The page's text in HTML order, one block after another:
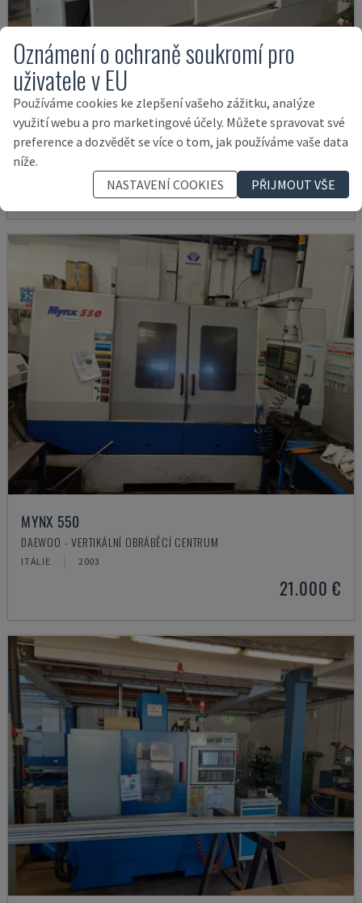
U5-1530
SPINNER - VERTIKÁLNÍ OBRÁBĚCÍ CENTRUM
NĚMECKO
145.000 €
MYNX 550
DAEWOO - VERTIKÁLNÍ OBRÁBĚCÍ CENTRUM
ITÁLIE 2003
21.000 €
Oznámení o ochraně soukromí pro
uživatele v EU
Používáme cookies ke zlepšení vašeho zážitku, analýze
využití webu a pro marketingové účely. Můžete spravovat své
preference a dozvědět se více o tom, jak používáme vaše data
níže.
NASTAVENÍ COOKIES
PŘIJMOUT VŠE